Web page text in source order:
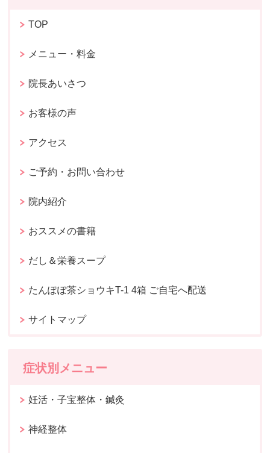
TOP
メニュー・料金
院長あいさつ
お客様の声
アクセス
ご予約・お問い合わせ
院内紹介
おススメの書籍
だし＆栄養スープ
たんぽぽ茶ショウキT-1 4箱 ご自宅へ配送
サイトマップ
症状別メニュー
妊活・子宝整体・鍼灸
神経整体